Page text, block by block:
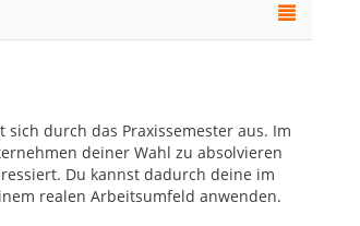
durch das Praxissemester aus. Im
deiner Wahl zu absolvieren
Du kannst dadurch deine im
realen Arbeitsumfeld anwenden.